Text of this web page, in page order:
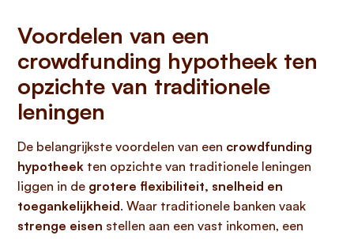
Voordelen van een
crowdfunding hypotheek ten
opzichte van traditionele
leningen
De belangrijkste voordelen van een crowdfunding
hypotheek ten opzichte van traditionele leningen
liggen in de grotere flexibiliteit, snelheid en
toegankelijkheid. Waar traditionele banken vaak
strenge eisen stellen aan een vast inkomen, een